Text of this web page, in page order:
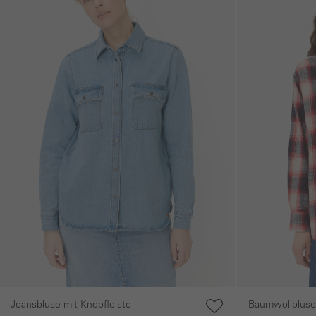
Jeansbluse mit Knopfleiste